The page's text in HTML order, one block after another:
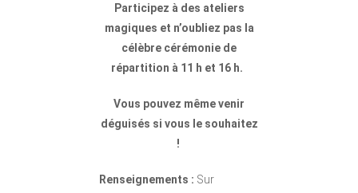
Participez à des ateliers
magiques et n’oubliez pas la
célèbre cérémonie de
répartition à 11 h et 16 h.
Vous pouvez même venir
déguisés si vous le souhaitez
!
Renseignements : Sur